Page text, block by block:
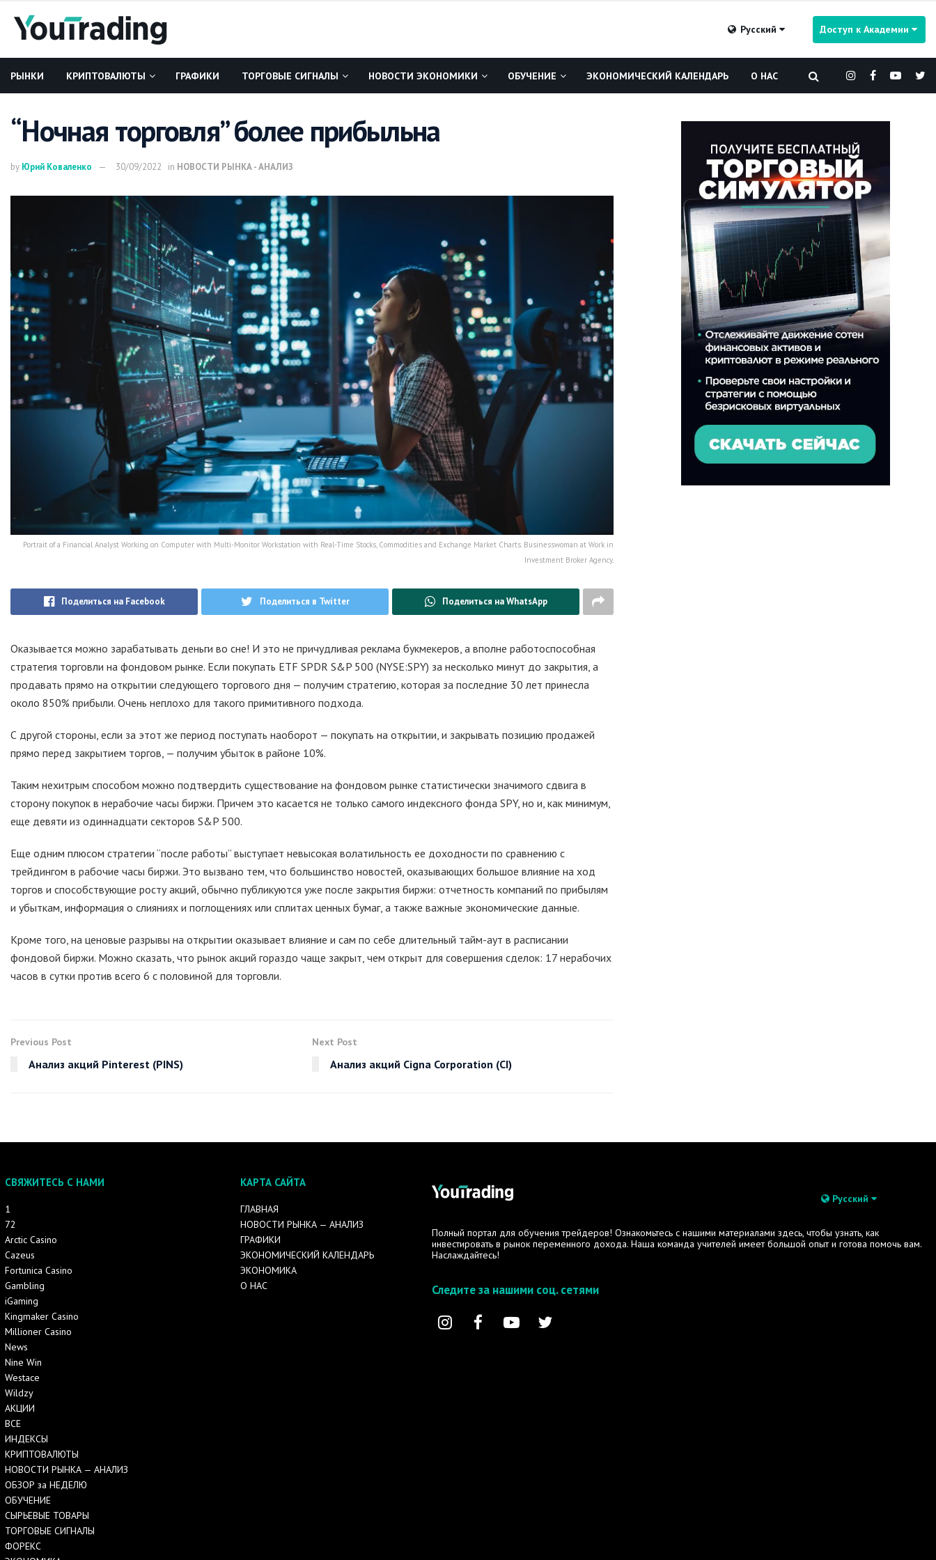
Русский Доступ к Академии
РЫНКИ КРИПТОВАЛЮТЫ ГРАФИКИ ТОРГОВЫЕ СИГНАЛЫ НОВОСТИ ЭКОНОМИКИ ОБУЧЕНИЕ ЭКОНОМИЧЕСКИЙ КАЛЕНДАРЬ О НАС
“Ночная торговля” более прибыльна
by Юрий Коваленко 30/09/2022 in НОВОСТИ РЫНКА - АНАЛИЗ
Portrait of a Financial Analyst Working on Computer with Multi-Monitor Workstation with Real-Time Stocks, Commodities and Exchange Market Charts. Businesswoman at Work in
Investment Broker Agency.
Поделиться на Facebook Поделиться в Twitter Поделиться на WhatsApp
Оказывается можно зарабатывать деньги во сне! И это не причудливая реклама букмекеров, а вполне работоспособная
стратегия торговли на фондовом рынке. Если покупать ETF SPDR S&P 500 (NYSE:SPY) за несколько минут до закрытия, а
продавать прямо на открытии следующего торгового дня — получим стратегию, которая за последние 30 лет принесла
около 850% прибыли. Очень неплохо для такого примитивного подхода.
С другой стороны, если за этот же период поступать наоборот — покупать на открытии, и закрывать позицию продажей
прямо перед закрытием торгов, — получим убыток в районе 10%.
Таким нехитрым способом можно подтвердить существование на фондовом рынке статистически значимого сдвига в
сторону покупок в нерабочие часы биржи. Причем это касается не только самого индексного фонда SPY, но и, как минимум,
еще девяти из одиннадцати секторов S&P 500.
Еще одним плюсом стратегии “после работы” выступает невысокая волатильность ее доходности по сравнению с
трейдингом в рабочие часы биржи. Это вызвано тем, что большинство новостей, оказывающих большое влияние на ход
торгов и способствующие росту акций, обычно публикуются уже после закрытия биржи: отчетность компаний по прибылям
и убыткам, информация о слияниях и поглощениях или сплитах ценных бумаг, а также важные экономические данные.
Кроме того, на ценовые разрывы на открытии оказывает влияние и сам по себе длительный тайм-аут в расписании
фондовой биржи. Можно сказать, что рынок акций гораздо чаще закрыт, чем открыт для совершения сделок: 17 нерабочих
часов в сутки против всего 6 с половиной для торговли.
Previous Post
Анализ акций Pinterest (PINS)
Next Post
Анализ акций Cigna Corporation (CI)
СВЯЖИТЕСЬ С НАМИ
1
72
Arctic Casino
Cazeus
Fortunica Casino
Gambling
iGaming
Kingmaker Casino
Millioner Casino
News
Nine Win
Westace
Wildzy
АКЦИИ
ВСЕ
ИНДЕКСЫ
КРИПТОВАЛЮТЫ
НОВОСТИ РЫНКА — АНАЛИЗ
ОБЗОР за НЕДЕЛЮ
ОБУЧЕНИЕ
СЫРЬЕВЫЕ ТОВАРЫ
ТОРГОВЫЕ СИГНАЛЫ
ФОРЕКС
КАРТА САЙТА
ГЛАВНАЯ
НОВОСТИ РЫНКА — АНАЛИЗ
ГРАФИКИ
ЭКОНОМИЧЕСКИЙ КАЛЕНДАРЬ
ЭКОНОМИКА
О НАС
Русский
Полный портал для обучения трейдеров! Ознакомьтесь с нашими материалами здесь, чтобы узнать, как
инвестировать в рынок переменного дохода. Наша команда учителей имеет большой опыт и готова помочь вам.
Наслаждайтесь!
Следите за нашими соц. сетями